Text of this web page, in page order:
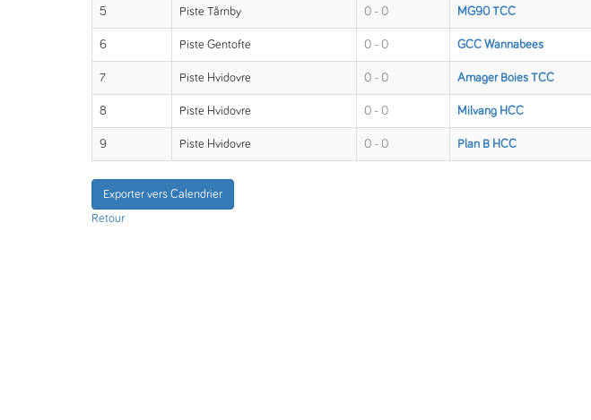
5 Piste Tårnby 0 - 0 MG90 TCC
6 Piste Gentofte 0 - 0 GCC Wannabees
7 Piste Hvidovre 0 - 0 Amager Boies TCC
8 Piste Hvidovre 0 - 0 Milvang HCC
9 Piste Hvidovre 0 - 0 Plan B HCC
Exporter vers Calendrier
Retour